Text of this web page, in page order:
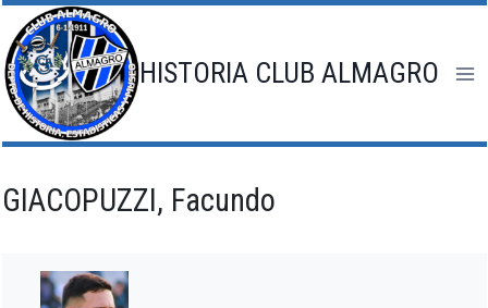
Saltar
al
contenido
HISTORIA CLUB ALMAGRO
GIACOPUZZI, Facundo